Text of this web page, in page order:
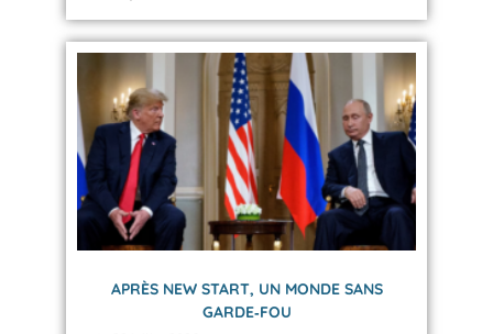
APRÈS NEW START, UN MONDE SANS
GARDE‑FOU